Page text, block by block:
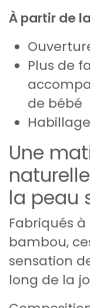
À partir de
Plus de
de bébé
Une
la peau
Fabriqués
bambou,
sensation
long de la